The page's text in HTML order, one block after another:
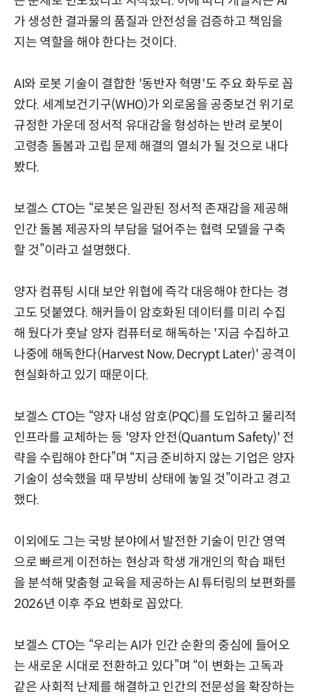
가 생성한 결과물의 품질과 안전성을 검증하고 책임을
지는 역할을 해야 한다는 것이다.
AI와 로봇 기술이 결합한 '동반자 혁명'도 주요 화두로 꼽
았다. 세계보건기구(WHO)가 외로움을 공중보건 위기로
규정한 가운데 정서적 유대감을 형성하는 반려 로봇이
고령층 돌봄과 고립 문제 해결의 열쇠가 될 것으로 내다
봤다.
보겔스 CTO는 “로봇은 일관된 정서적 존재감을 제공해
인간 돌봄 제공자의 부담을 덜어주는 협력 모델을 구축
할 것”이라고 설명했다.
양자 컴퓨팅 시대 보안 위협에 즉각 대응해야 한다는 경
고도 덧붙였다. 해커들이 암호화된 데이터를 미리 수집
해 뒀다가 훗날 양자 컴퓨터로 해독하는 '지금 수집하고
나중에 해독한다(Harvest Now, Decrypt Later)' 공격이
현실화하고 있기 때문이다.
보겔스 CTO는 “양자 내성 암호(PQC)를 도입하고 물리적
인프라를 교체하는 등 '양자 안전(Quantum Safety)' 전
략을 수립해야 한다”며 “지금 준비하지 않는 기업은 양자
기술이 성숙했을 때 무방비 상태에 놓일 것”이라고 경고
했다.
이외에도 그는 국방 분야에서 발전한 기술이 민간 영역
으로 빠르게 이전하는 현상과 학생 개개인의 학습 패턴
을 분석해 맞춤형 교육을 제공하는 AI 튜터링의 보편화를
2026년 이후 주요 변화로 꼽았다.
보겔스 CTO는 “우리는 AI가 인간 순환의 중심에 들어오
는 새로운 시대로 전환하고 있다”며 “이 변화는 고독과
같은 사회적 난제를 해결하고 인간의 전문성을 확장하는